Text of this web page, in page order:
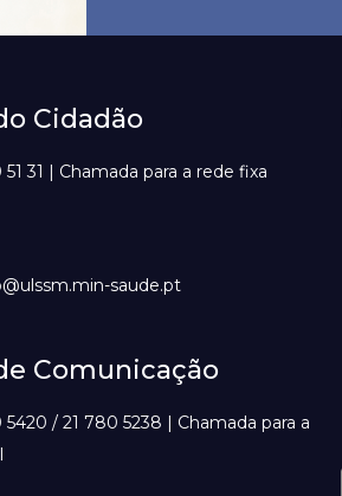
Cidadão
31 | Chamada para a rede fixa
saude.pt
Comunicação
5420 / 21 780 5238 | Chamada para a